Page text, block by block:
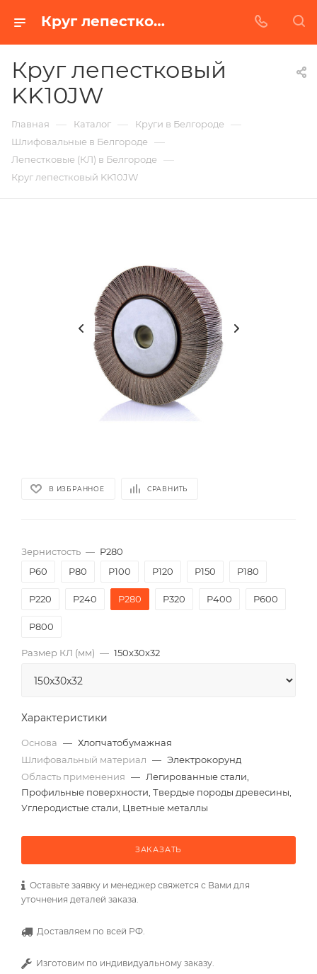
Круг лепестковый KK10JW в Белгороде | Купить по недорогой цене от Абразивного Завода
Круг лепестковый
KK10JW
Главная — Каталог — Круги в Белгороде —
Шлифовальные в Белгороде —
Лепестковые (КЛ) в Белгороде —
Круг лепестковый KK10JW
В ИЗБРАННОЕ СРАВНИТЬ
Зернистость — P280
P60
P80 P100 P120 P150 P180
P220 P240 P280 P320 P400 P600
P800
Размер КЛ (мм) — 150x30x32
Характеристики
Основа — Хлопчатобумажная
Шлифовальный материал — Электрокорунд
Область применения — Легированные стали,
Профильные поверхности, Твердые породы древесины,
Углеродистые стали, Цветные металлы
ЗАКАЗАТЬ
Оставьте заявку и менеджер свяжется с Вами для
уточнения деталей заказа.
Доставляем по всей РФ.
Изготовим по индивидуальному заказу.